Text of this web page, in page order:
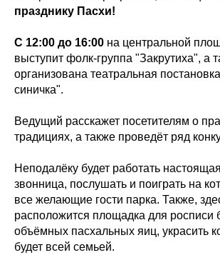
празднику Пасхи!
С 12:00 до 16:00 на центральной
выступит фолк-группа "Закрутиха", а
организована театральная
синичка".
Ведущий расскажет посетителям о
традициях, а также проведёт ряд
Неподалёку будет работать
звонница, послушать и поиграть на
все желающие гости парка. Также,
расположится площадка для росписи
объёмных пасхальных яиц, украсить
будет всей семьей.